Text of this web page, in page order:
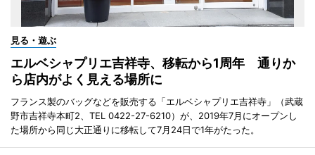
見る・遊ぶ
エルベシャプリエ吉祥寺、移転から1周年 通りか
ら店内がよく見える場所に
フランス製のバッグなどを販売する「エルベシャプリエ吉祥寺」（武蔵
野市吉祥寺本町2、TEL 0422-27-6210）が、2019年7月にオープンし
た場所から同じ大正通りに移転して7月24日で1年がたった。